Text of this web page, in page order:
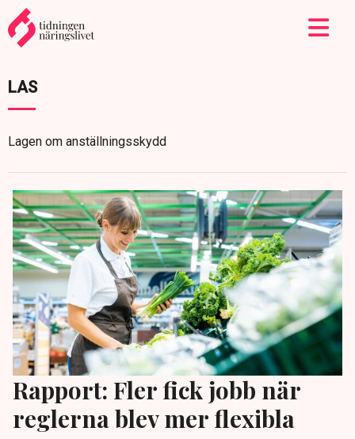
LAS
Lagen om anställningsskydd
Rapport: Fler fick jobb när
reglerna blev mer flexibla